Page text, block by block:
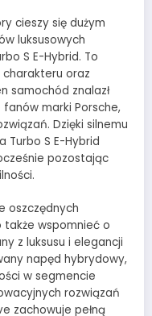
cieszy się dużym
luksusowych
S E-Hybrid. To
oraz
samochód znalazł
marki Porsche,
Dzięki silnemu
Turbo S E-Hybrid
pozostając
oszczędnych
wspomnieć o
z luksusu i elegancji
napęd hybrydowy,
w segmencie
rozwiązań
zachowuje pełną